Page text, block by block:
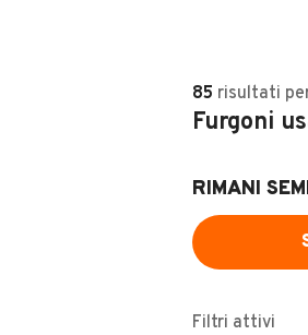
85 risultati
Furgoni
RIMANI
Filtri attivi